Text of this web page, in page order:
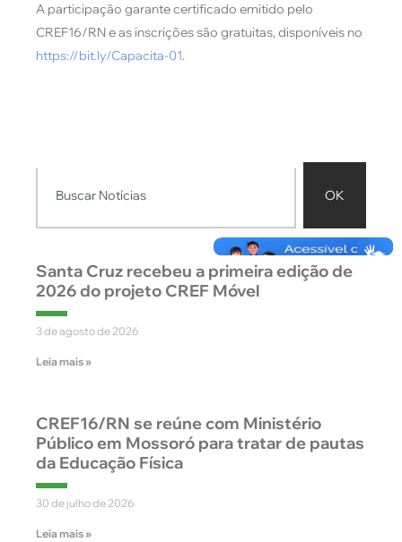
A participação garante certificado emitido pelo
CREF16/RN e as inscrições são gratuitas, disponíveis no
https://bit.ly/Capacita-01.
OK
Santa Cruz recebeu a primeira edição de
2026 do projeto CREF Móvel
3 de agosto de 2026
Leia mais »
CREF16/RN se reúne com Ministério
Público em Mossoró para tratar de pautas
da Educação Física
30 de julho de 2026
Leia mais »